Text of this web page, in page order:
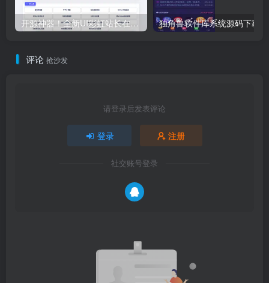
开源神器！全新UI彩虹站长在线工具箱系统源码下载，72+工具/暗黑模式/后台管理
评论 抢沙发
请登录后发表评论
登录 注册
社交账号登录